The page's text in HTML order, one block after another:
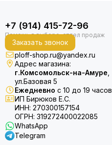
+7 (914) 415-72-96
Заказать звонок
ploff-shop.ru@yandex.ru
Адрес магазина:
г.Комсомольск-на-Амуре
ул.Базовая 5
Ежедневно с 10 до 19 часов
ИП Бирюков Е.С.
ИНН: 270300157154
ОГРН: 319272400022085
WhatsApp
Telegram